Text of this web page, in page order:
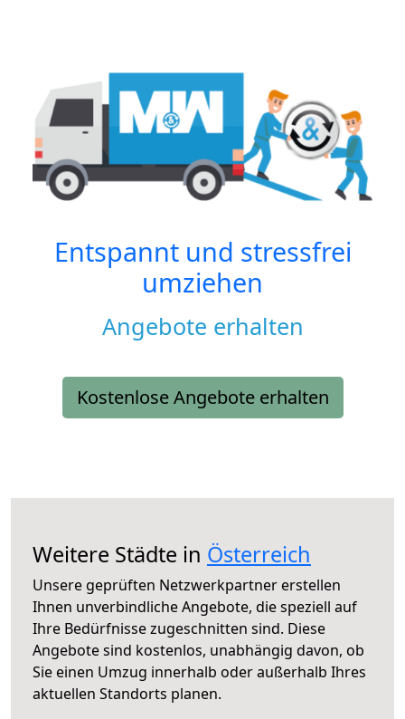
Entspannt und stressfrei
umziehen
Angebote erhalten
Kostenlose Angebote erhalten
Weitere Städte in Österreich
Unsere geprüften Netzwerkpartner erstellen
Ihnen unverbindliche Angebote, die speziell auf
Ihre Bedürfnisse zugeschnitten sind. Diese
Angebote sind kostenlos, unabhängig davon, ob
Sie einen Umzug innerhalb oder außerhalb Ihres
aktuellen Standorts planen.